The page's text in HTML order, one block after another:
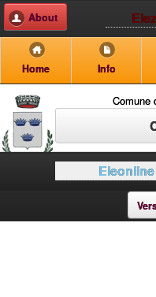
About
Home Info
Comune
Eleonline